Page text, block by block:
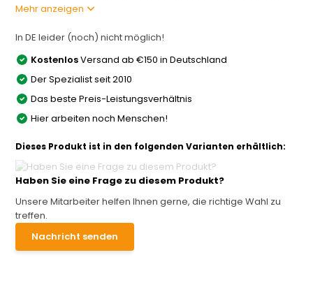
Mehr anzeigen
In DE leider (noch) nicht möglich!
KostenlosVersand ab €150 in Deutschland
Der Spezialist seit 2010
Das beste Preis-Leistungsverhältnis
Hier arbeiten noch Menschen!
Dieses Produkt ist in den folgenden Varianten erhältlich:
Haben Sie eine Frage zu diesem Produkt?
Unsere Mitarbeiter helfen Ihnen gerne, die richtige Wahl zu
treffen.
Nachricht senden